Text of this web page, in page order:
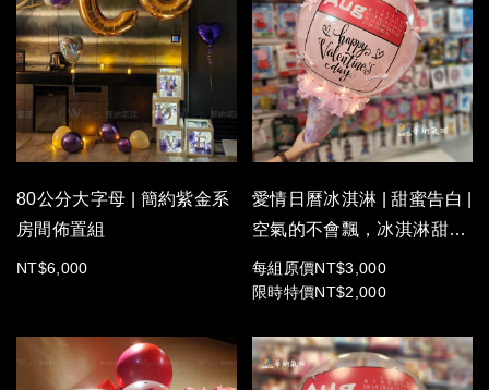
80公分大字母 | 簡約紫金系
房間佈置組
NT$6,000
愛情日曆冰淇淋 | 甜蜜告白 |
空氣的不會飄，冰淇淋甜筒
外觀 | 專利商品模仿請慎重!
【含貼字 LED 】
每組原價NT$3,000
限時特價NT$2,000